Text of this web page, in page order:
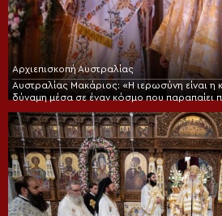
Αρχιεπισκοπή Αυστραλίας
Αυστραλίας Μακάριος: «Η ιερωσύνη είναι η
δύναμη μέσα σε έναν κόσμο που παραπαίει